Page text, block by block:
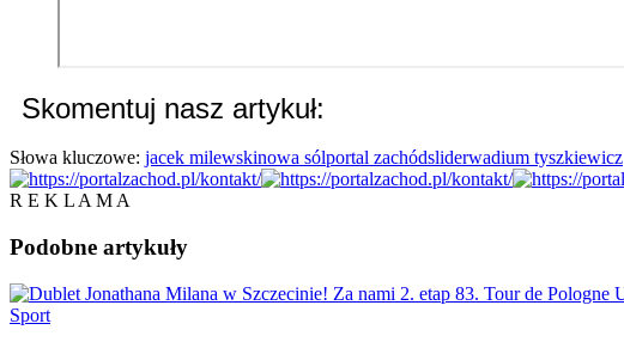
Skomentuj nasz artykuł:
Słowa kluczowe: jacek milewskinowa sólportal zachódsliderwadium tyszkiewicz
R E K L A M A
Podobne artykuły
Sport